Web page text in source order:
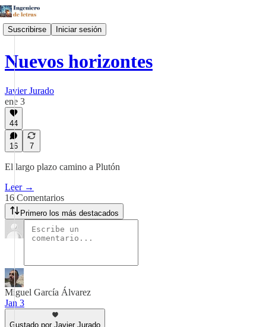
Suscribirse Iniciar sesión
Nuevos horizontes
Javier Jurado
ene 3
44
16 7
El largo plazo camino a Plutón
Leer →
16 Comentarios
Primero los más destacados
Miguel García Álvarez
Jan 3
Gustado por Javier Jurado